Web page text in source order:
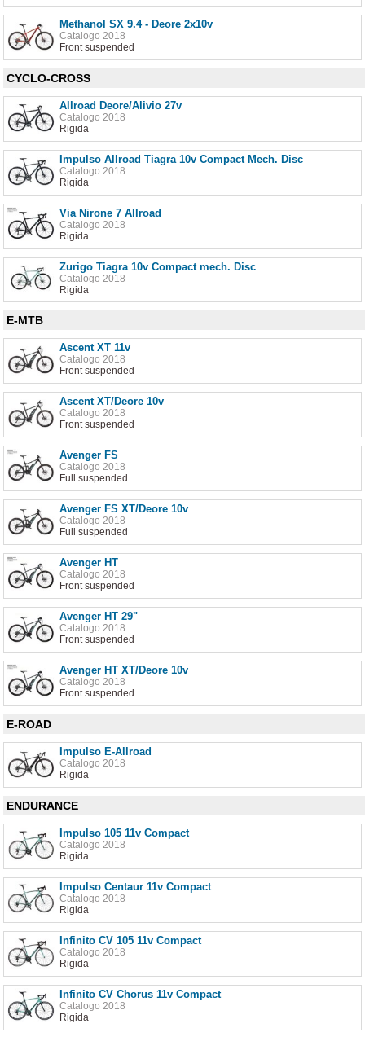
Methanol SX 9.4 - Deore 2x10v
Catalogo 2018
Front suspended
CYCLO-CROSS
Allroad Deore/Alivio 27v
Catalogo 2018
Rigida
Impulso Allroad Tiagra 10v Compact Mech. Disc
Catalogo 2018
Rigida
Via Nirone 7 Allroad
Catalogo 2018
Rigida
Zurigo Tiagra 10v Compact mech. Disc
Catalogo 2018
Rigida
E-MTB
Ascent XT 11v
Catalogo 2018
Front suspended
Ascent XT/Deore 10v
Catalogo 2018
Front suspended
Avenger FS
Catalogo 2018
Full suspended
Avenger FS XT/Deore 10v
Catalogo 2018
Full suspended
Avenger HT
Catalogo 2018
Front suspended
Avenger HT 29"
Catalogo 2018
Front suspended
Avenger HT XT/Deore 10v
Catalogo 2018
Front suspended
E-ROAD
Impulso E-Allroad
Catalogo 2018
Rigida
ENDURANCE
Impulso 105 11v Compact
Catalogo 2018
Rigida
Impulso Centaur 11v Compact
Catalogo 2018
Rigida
Infinito CV 105 11v Compact
Catalogo 2018
Rigida
Infinito CV Chorus 11v Compact
Catalogo 2018
Rigida